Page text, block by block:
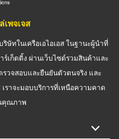
พจเจส
ษัทในเครือเอไอเอส ในฐานะผู้นำที่
เก็ตติ้ง ผ่านเว็บไซต์รวมสินค้าและ
รวจสอบและยืนยันตัวตนจริง และ
ราจะมอบบริการที่เหนือความคาด
คุณภาพ